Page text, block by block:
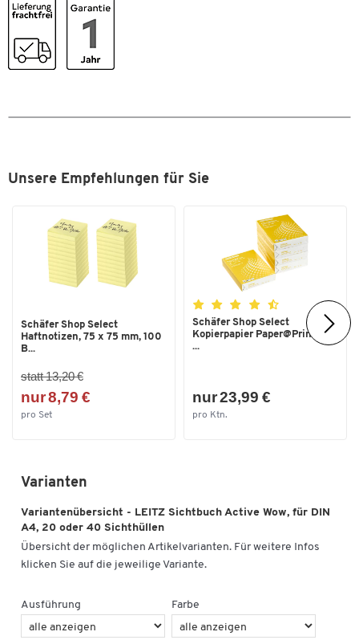
Sichtcover
Sichthüllen austauschbar
Stück pro Paket
Breite [mm] 231
Unsere Empfehlungen für Sie
Schäfer Shop Select
Haftnotizen, 75 x 75 mm, 100
B...
statt 13,20 €
nur 8,79 €
pro Set
Schäfer Shop Select
Kopierpapier Paper@Print, DIN
...
nur 23,99 €
pro Ktn.
Varianten
Variantenübersicht - LEITZ Sichtbuch Active Wow, für DIN
A4, 20 oder 40 Sichthüllen
Übersicht der möglichen Artikelvarianten. Für weitere Infos
klicken Sie auf die jeweilige Variante.
Ausführung Farbe
Zum Zoomen doppeltippen